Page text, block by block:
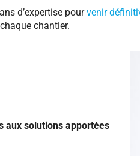
d’expertise pourvenir
chantier.
aux solutions apportées